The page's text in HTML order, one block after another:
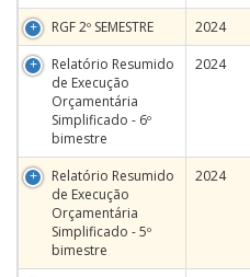
RGF 2º SEMESTRE 2024
Relatório Resumido
de Execução
Orçamentária
Simplificado - 6º
bimestre
2024
Relatório Resumido
de Execução
Orçamentária
Simplificado - 5º
bimestre
2024